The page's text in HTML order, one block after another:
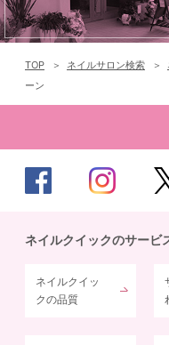
TOP ネイルサロン検索
ーン
ネイルクイックのサービ
ネイルクイッ
クの品質